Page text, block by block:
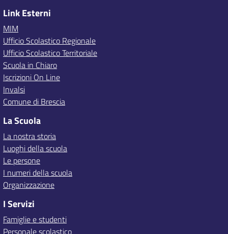
Link Esterni
MIM
Ufficio Scolastico Regionale
Ufficio Scolastico Territoriale
Scuola in Chiaro
Iscrizioni On Line
Invalsi
Comune di Brescia
La Scuola
La nostra storia
Luoghi della scuola
Le persone
I numeri della scuola
Organizzazione
I Servizi
Famiglie e studenti
Personale scolastico